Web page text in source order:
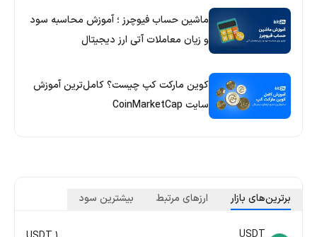
ماشین حساب فیوچرز ؛ آموزش محاسبه سود
و زیان معاملات آتی ارز دیجیتال
کوین مارکت کپ چیست؟ کامل‌ترین آموزش
سایت CoinMarketCap
برترین‌های بازار ارزهای مرتبط بیشترین سود